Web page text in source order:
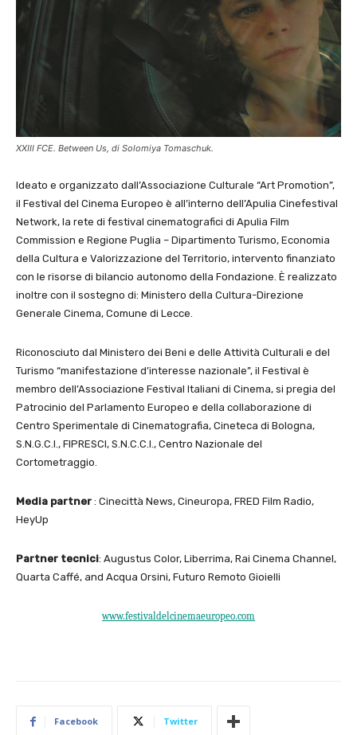
XXIII FCE. Between Us, di Solomiya Tomaschuk.
Ideato e organizzato dall’Associazione Culturale “Art Promotion”,
il Festival del Cinema Europeo è all’interno dell’Apulia Cinefestival
Network, la rete di festival cinematografici di Apulia Film
Commission e Regione Puglia – Dipartimento Turismo, Economia
della Cultura e Valorizzazione del Territorio, intervento finanziato
con le risorse di bilancio autonomo della Fondazione. È realizzato
inoltre con il sostegno di: Ministero della Cultura-Direzione
Generale Cinema, Comune di Lecce.
Riconosciuto dal Ministero dei Beni e delle Attività Culturali e del
Turismo “manifestazione d’interesse nazionale”, il Festival è
membro dell’Associazione Festival Italiani di Cinema, si pregia del
Patrocinio del Parlamento Europeo e della collaborazione di
Centro Sperimentale di Cinematografia, Cineteca di Bologna,
S.N.G.C.I., FIPRESCI, S.N.C.C.I., Centro Nazionale del
Cortometraggio.
Media partner : Cinecittà News, Cineuropa, FRED Film Radio,
HeyUp
Partner tecnici: Augustus Color, Liberrima, Rai Cinema Channel,
Quarta Caffé, and Acqua Orsini, Futuro Remoto Gioielli
www.festivaldelcinemaeuropeo.com
Facebook Twitter